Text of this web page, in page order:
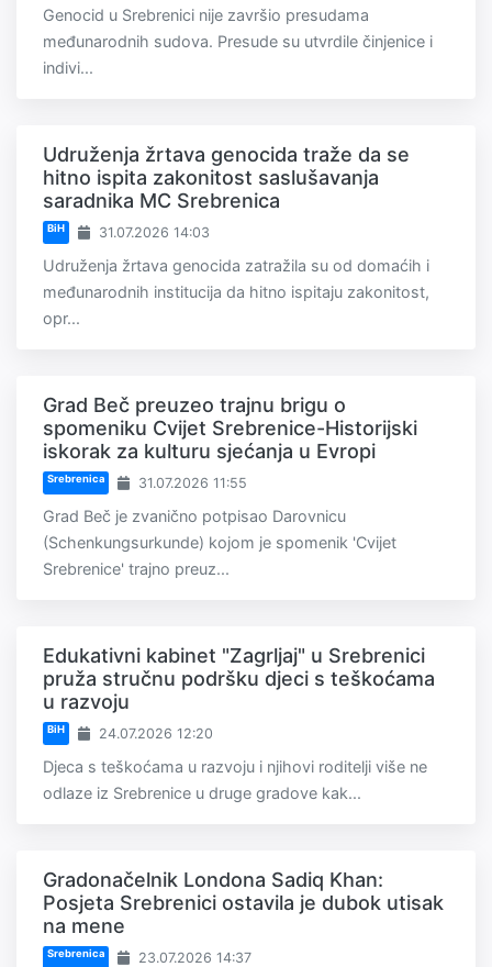
Genocid u Srebrenici nije završio presudama
međunarodnih sudova. Presude su utvrdile činjenice i
indivi...
Udruženja žrtava genocida traže da se
hitno ispita zakonitost saslušavanja
saradnika MC Srebrenica
BiH 31.07.2026 14:03
Udruženja žrtava genocida zatražila su od domaćih i
međunarodnih institucija da hitno ispitaju zakonitost,
opr...
Grad Beč preuzeo trajnu brigu o
spomeniku Cvijet Srebrenice-Historijski
iskorak za kulturu sjećanja u Evropi
Srebrenica 31.07.2026 11:55
Grad Beč je zvanično potpisao Darovnicu
(Schenkungsurkunde) kojom je spomenik 'Cvijet
Srebrenice' trajno preuz...
Edukativni kabinet "Zagrljaj" u Srebrenici
pruža stručnu podršku djeci s teškoćama
u razvoju
BiH 24.07.2026 12:20
Djeca s teškoćama u razvoju i njihovi roditelji više ne
odlaze iz Srebrenice u druge gradove kak...
Gradonačelnik Londona Sadiq Khan:
Posjeta Srebrenici ostavila je dubok utisak
na mene
Srebrenica 23.07.2026 14:37